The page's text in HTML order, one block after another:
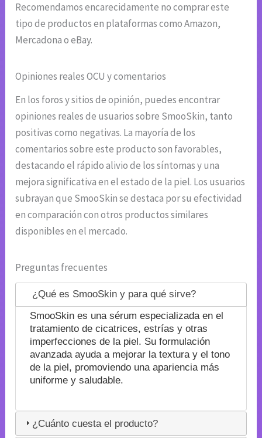
Recomendamos encarecidamente no comprar este
tipo de productos en plataformas como Amazon,
Mercadona o eBay.
Opiniones reales OCU y comentarios
En los foros y sitios de opinión, puedes encontrar
opiniones reales de usuarios sobre SmooSkin, tanto
positivas como negativas. La mayoría de los
comentarios sobre este producto son favorables,
destacando el rápido alivio de los síntomas y una
mejora significativa en el estado de la piel. Los usuarios
subrayan que SmooSkin se destaca por su efectividad
en comparación con otros productos similares
disponibles en el mercado.
Preguntas frecuentes
¿Qué es SmooSkin y para qué sirve?
SmooSkin es una sérum especializada en el
tratamiento de cicatrices, estrías y otras
imperfecciones de la piel. Su formulación
avanzada ayuda a mejorar la textura y el tono
de la piel, promoviendo una apariencia más
uniforme y saludable.
¿Cuánto cuesta el producto?